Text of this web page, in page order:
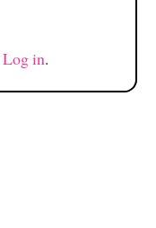
Log in.